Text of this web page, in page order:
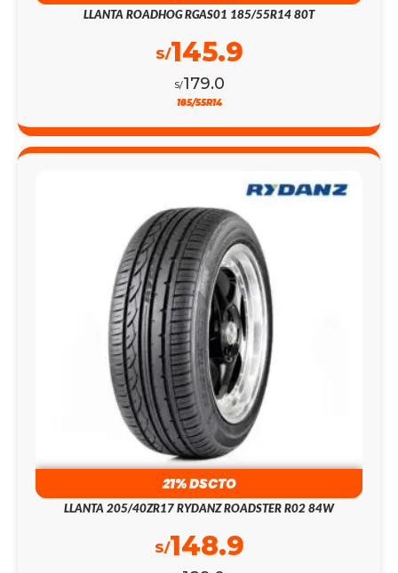
LLANTA ROADHOG RGAS01 185/55R14 80T
S/179.0
S/145.9
185/55R14
21% DSCTO
LLANTA 205/40ZR17 RYDANZ ROADSTER R02 84W
S/148.9